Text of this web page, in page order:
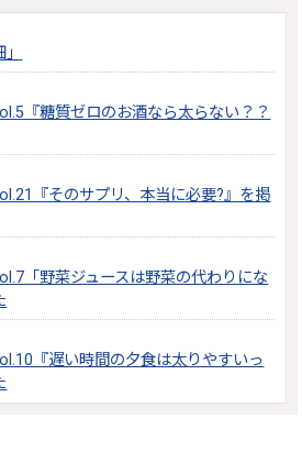
『糖質ゼロのお酒なら太らない？？
『そのサプリ、本当に必要?』を掲
「野菜ジュースは野菜の代わりにな
『遅い時間の夕食は太りやすいっ